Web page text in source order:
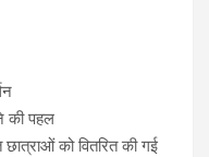
की पहल
को वितरित की गई